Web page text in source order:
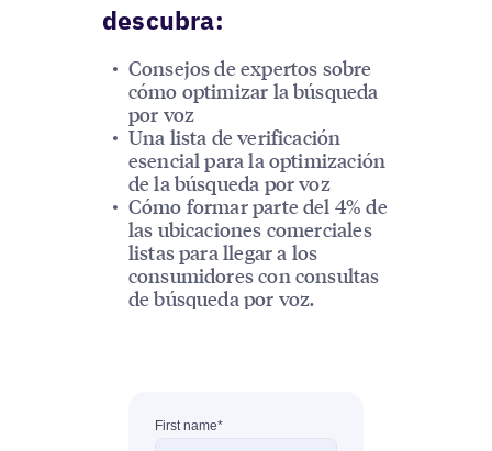
descubra:
Consejos de expertos sobre
cómo optimizar la búsqueda
por voz
Una lista de verificación
esencial para la optimización
de la búsqueda por voz
Cómo formar parte del 4% de
las ubicaciones comerciales
listas para llegar a los
consumidores con consultas
de búsqueda por voz.